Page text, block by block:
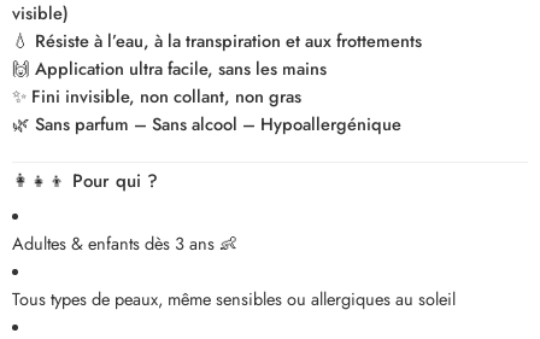
visible)
💧 Résiste à l’eau, à la transpiration et aux frottements
🙌 Application ultra facile, sans les mains
✨ Fini invisible, non collant, non gras
🌿 Sans parfum – Sans alcool – Hypoallergénique
👩‍👧‍👦 Pour qui ?
Adultes & enfants dès 3 ans 👶
Tous types de peaux, même sensibles ou allergiques au soleil